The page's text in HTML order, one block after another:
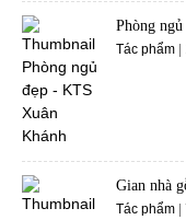
Phòng
Tác phẩm |
Gian nhà
Tác phẩm |